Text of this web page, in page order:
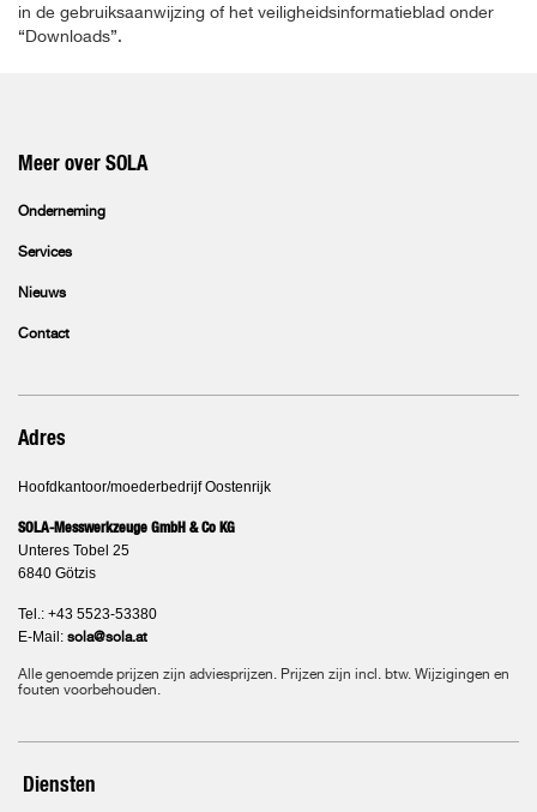
in de gebruiksaanwijzing of het veiligheidsinformatieblad onder
“Downloads”.
Meer over SOLA
Onderneming
Services
Nieuws
Contact
Adres
Hoofdkantoor/moederbedrijf Oostenrijk
SOLA-Messwerkzeuge GmbH & Co KG
Unteres Tobel 25
6840 Götzis
Tel.: +43 5523-53380
E-Mail: sola@sola.at
Alle genoemde prijzen zijn adviesprijzen. Prijzen zijn incl. btw. Wijzigingen en
fouten voorbehouden.
Diensten